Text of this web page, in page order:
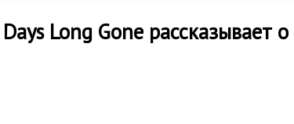
Long Gone рассказывает о